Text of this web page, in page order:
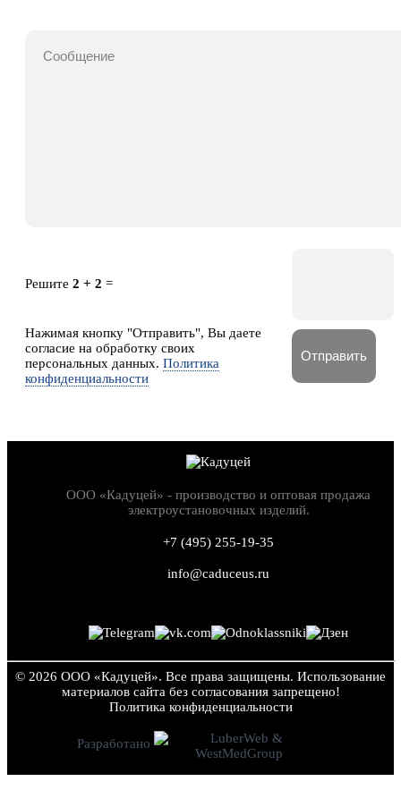
Решите 2 + 2 =
Нажимая кнопку "Отправить", Вы даете
согласие на обработку своих
персональных данных. Политика
конфиденциальности
ООО «Кадуцей» - производство и оптовая продажа
электроустановочных изделий.
+7 (495) 255-19-35
info@caduceus.ru
© 2026 ООО «Кадуцей». Все права защищены. Использование
материалов сайта без согласования запрещено!
Политика конфиден­циальности
Разработано